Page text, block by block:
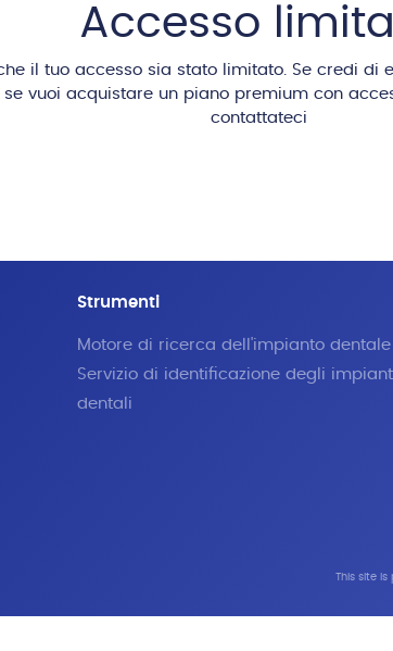
Accesso
il tuo accesso sia stato limitato. Se credi di
se vuoi acquistare un piano premium con
contattateci
Strumenti
Motore di ricerca dell'impianto dentale
Servizio di identificazione degli
dentali
This site